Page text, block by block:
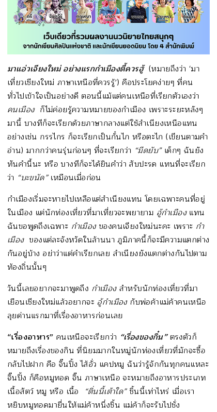
มาแอ่วเจียงใหม่ อย่างแรกกำเมืองตี้ควรฮู้(หมายถึงว่า ‘มา
เที่ยวเชียงใหม่ ภาษาเหนือที่ควรรู้’) คือประโยคง่ายๆ ที่คน
ทั่วไปเข้าใจเป็นอย่างดี ตอนนี้แม้แต่คนเหนือที่เรียกตัวเองว่า
คนเมืองก็ไม่ค่อยรู้ความหมายของกำเมือง เพราะระยะหลังๆ
มานี้ บางทีก็จะเรียกด้วยภาษากลางแต่ใช้สำเนียงเหนือแทน
อย่างเช่น กรรไกร ก็จะเรียกเป็นกั๋นไก หรือตะไก (เขียนตามคำ
อ่าน) มากกว่าคนรุ่นก่อนๆ ที่จะเรียกว่า “มีดยับ”เด็กๆ ฉันยัง
ทันคำนี้นะ หรือ บางทีก็จะได้ยินคำว่า สับปะรด แทนที่จะเรียก
ว่า “บะขนัด”เหมือนเมื่อก่อน
กำเมืองเริ่มจะหายไปเหลือแต่สำเนียงแทน โดยเฉพาะคนที่อยู่
ในเมือง แต่นักท่องเที่ยวที่มาเที่ยวจะพยายาม อู้กำเมืองแทน
ฉันขอพูดถึงเฉพาะ กำเมืองของคนเจียงใหม่นะคะ เพราะ กำ
เมือง ของแต่ละจังหวัดในล้านนา ภูมิภาคนี้ก็จะมีความแตกต่าง
กันอยู่บ้าง อย่าว่าแต่คำเรียกเลย สำเนียงยังแตกต่างกันไปตาม
ท้องถิ่นนั้นๆ
วันนี้เลยอยากจะมาพูดถึง กำเมืองสำหรับนักท่องเที่ยวที่มา
เยือนเชียงใหม่แล้วอยากจะ อู้กำเมือง กับพ่อค้าแม่ค้าคนเหนือ
ลุยด่านแรกมาที่เรื่องอาหารก่อนเลย
“เรื่องอาหาร” คนเหนือจะเรียกว่า “เรื่องของกิ๋น” ตรงตัวก็
หมายถึงเรื่องของกิน ที่นิยมมากในหมู่นักท่องเที่ยวที่มักจะซื้อ
กลับไปฝาก คือ จิ๊นปิ้ง ไส้อั่ว แคปหมู ฉันว่ารู้จักกันทุกคนแหละ
จิ๊นปิ้ง ก็คือหมูทอด จิ๊น ภาษาเหนือ จะหมายถึงอาหารประเภท
เนื้อสัตว์ หมู หรือ เนื้อ
“ติ่นนี้เต้าใด”ชิ้นนี้เท่าไหร่ เมื่อเรา
หยิบหมูทอดมายื่นให้แม่ค้าหนึ่งชิ้น แม่ค้าก็จะรับไปชั่ง